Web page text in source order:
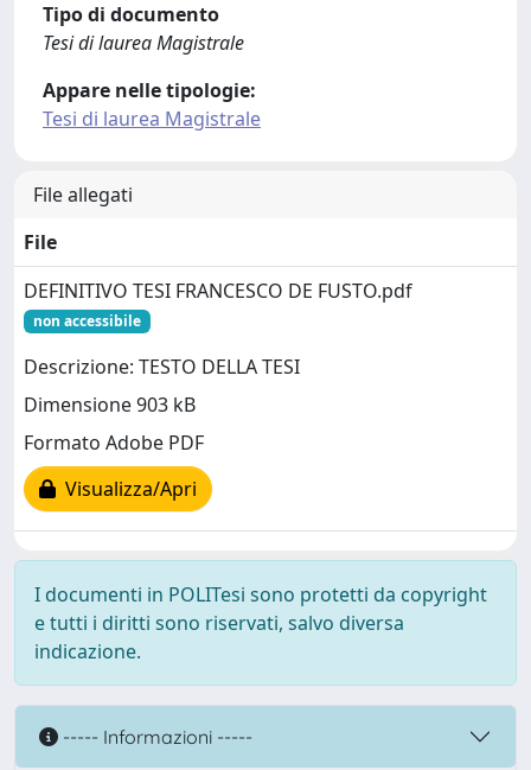
Tipo di documento
Tesi di laurea Magistrale
Appare nelle tipologie:
Tesi di laurea Magistrale
File allegati
File
DEFINITIVO TESI FRANCESCO DE FUSTO.pdf
non accessibile
Descrizione: TESTO DELLA TESI
Dimensione 903 kB
Formato Adobe PDF
Visualizza/Apri
I documenti in POLITesi sono protetti da copyright
e tutti i diritti sono riservati, salvo diversa
indicazione.
----- Informazioni -----